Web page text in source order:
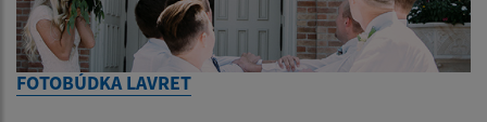
FOTOBÚDKA LAVRET